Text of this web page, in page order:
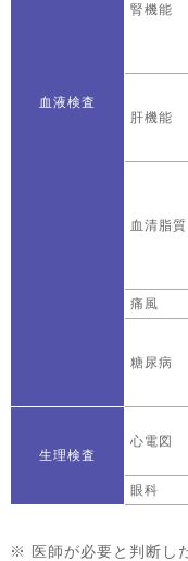
血液検査
腎機能
肝機能
血清脂質
痛風
糖尿病
生理検査
心電図
眼科
※ 医師が必要と判断し